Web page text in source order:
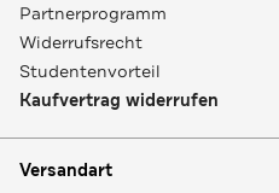
Partnerprogramm
Widerrufsrecht
Studentenvorteil
Kaufvertrag widerrufen
Versandart